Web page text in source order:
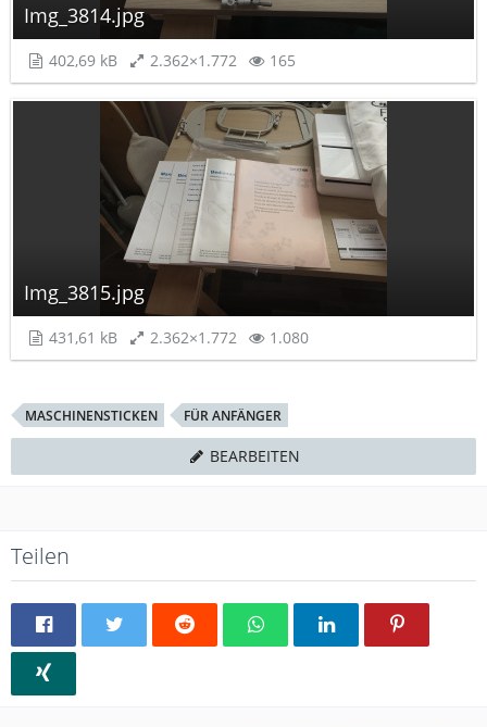
Img_3814.jpg
402,69 kB 2.362×1.772 165
Img_3815.jpg
431,61 kB 2.362×1.772 1.080
MASCHINENSTICKEN FÜR ANFÄNGER
BEARBEITEN
Teilen